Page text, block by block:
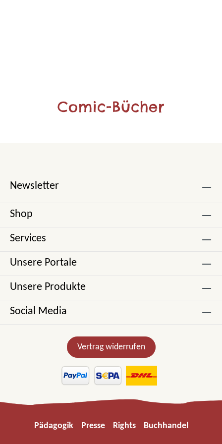
Comic-Bücher
Newsletter
Shop
Services
Unsere Portale
Unsere Produkte
Social Media
Vertrag widerrufen
Pädagogik Presse Rights Buchhandel